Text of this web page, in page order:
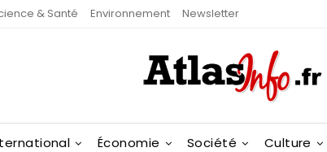
& Santé Environnement Newsletter
Économie Société Culture